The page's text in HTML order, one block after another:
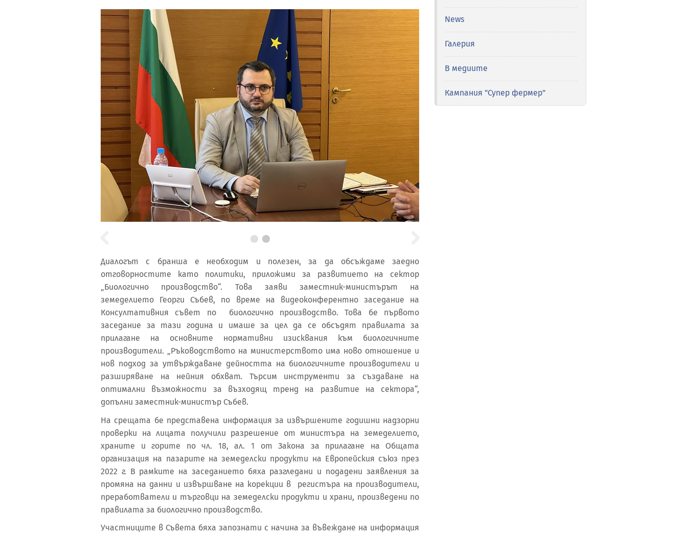
Диалогът с бранша е необходим и полезен, за да обсъждаме заедно
отговорностите като политики, приложими за развитието на сектор
„Биологично производство“. Това заяви заместник-министърът на
земеделието Георги Събев, по време на видеоконферентно заседание на
Консултативния съвет по биологично производство. Това бе първото
заседание за тази година и имаше за цел да се обсъдят правилата за
прилагане на основните нормативни изисквания към биологичните
производители. „Ръководството на министерството има ново отношение и
нов подход за утвърждаване дейността на биологичните производители и
разширяване на нейния обхват. Търсим инструменти за създаване на
оптимални възможности за възходящ тренд на развитие на сектора“,
допълни заместник-министър Събев.
На срещата бе представена информация за извършените годишни надзорни
проверки на лицата получили разрешение от министъра на земеделието,
храните и горите по чл. 18, ал. 1 от Закона за прилагане на Общата
организация на пазарите на земеделски продукти на Европейския съюз през
2022 г. В рамките на заседанието бяха разгледани и подадени заявления за
промяна на данни и извършване на корекции в регистъра на производители,
преработватели и търговци на земеделски продукти и храни, произведени по
правилата за биологично производство.
Участниците в Съвета бяха запознати с начина за въвеждане на информация
News
Галерия
В медиите
Кампания "Супер фермер"